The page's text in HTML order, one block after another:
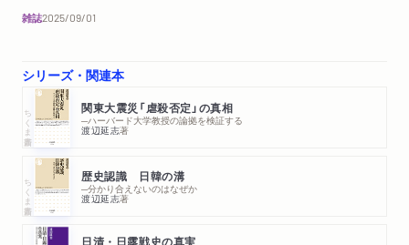
／流言の発生と伝播／世田谷警察署長の報告書／仙台の河北新
第六章 「不逞鮮人」の正体
流言はなぜ信じられたのか／「不逞鮮人」の登場／尼港事件／
「敵を討て下さい」／「尼港唱歌」の募集／『国辱記』／八点の入選
作／琿春事件／首相原敬の暗殺／思想検事が検討した「不逞鮮
人」の来歴／安芸少将／「潮のように流れ込む」
第七章 忘却のメカニズム
雑誌2025/09/01
シリーズ・関連本
ちくま新書 関東大震災「虐殺否定」の真相
─ハーバード大学教授の論拠を検証する
渡辺延志著
ちくま新書 歴史認識 日韓の溝
─分かり合えないのはなぜか
渡辺延志著
日清・日露戦史の真実